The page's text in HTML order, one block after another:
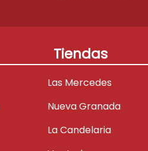
Tiendas
Las Mercedes
Nueva Granada
La Candelaria